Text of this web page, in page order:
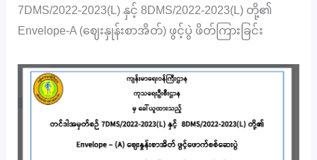
7DMS/2022-2023(L) နှင့် 8DMS/2022-2023(L) တို့၏
Envelope-A (ဈေးနှုန်းစာအိတ်) ဖွင့်ပွဲ ဖိတ်ကြားခြင်း